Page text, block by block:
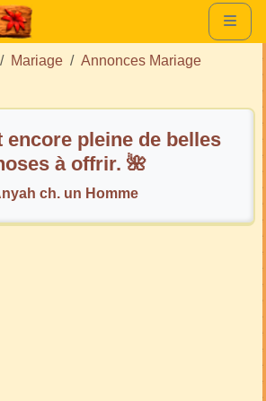
Mariage
Annonces Mariage
encore pleine de belles
à offrir. 🌺
ch. un Homme